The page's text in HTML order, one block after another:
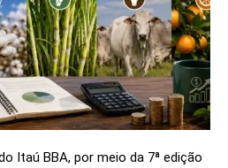
Itaú BBA, por meio da 7ª edição